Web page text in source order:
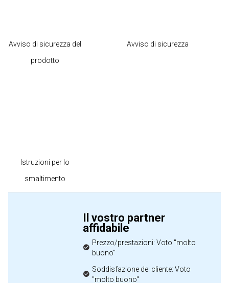
Avviso di sicurezza del
prodotto
Avviso di sicurezza
Istruzioni per lo
smaltimento
Il vostro partner
affidabile
Prezzo/prestazioni: Voto "molto
buono"
Soddisfazione del cliente: Voto
"molto buono"